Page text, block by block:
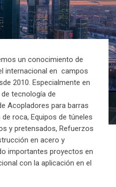
un conocimiento de
internacional en campos
2010. Especialmente en
tecnología de
Acopladores para barras
roca, Equipos de túneles
y pretensados, Refuerzos
en acero y
importantes proyectos en
con la aplicación en el